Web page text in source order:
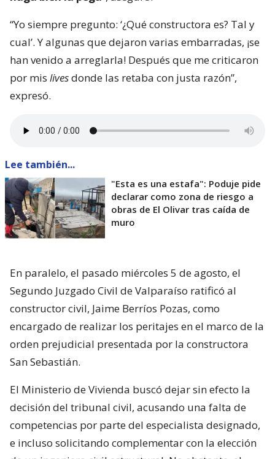
“Yo siempre pregunto: ‘¿Qué constructora es? Tal y
cual’. Y algunas que dejaron varias embarradas, ¡se
han venido a arreglarla! Después que me criticaron
por mis livesdonde las retaba con justa razón”,
expresó.
Lee también...
"Esta es una estafa": Poduje pide
declarar como zona de riesgo a
obras de El Olivar tras caída de
muro
En paralelo, el pasado miércoles 5 de agosto, el
Segundo Juzgado Civil de Valparaíso ratificó al
constructor civil, Jaime Berríos Pozas, como
encargado de realizar los peritajes en el marco de la
orden prejudicial presentada por la constructora
San Sebastián.
El Ministerio de Vivienda buscó dejar sin efecto la
decisión del tribunal civil, acusando una falta de
competencias por parte del especialista designado,
e incluso solicitando complementar con la elección